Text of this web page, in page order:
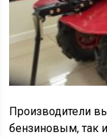
Производители
бензиновым, так